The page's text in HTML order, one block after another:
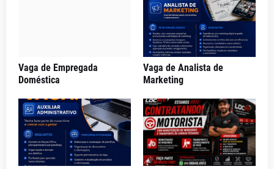
Vaga de Empregada
Doméstica
Vaga de Analista de
Marketing